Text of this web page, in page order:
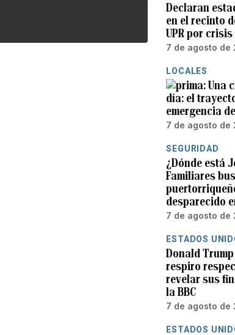
Declaran
en el recinto
UPR por
7 de agosto de
LOCALES
Una
día: el
emergencia
7 de agosto de
SEGURIDAD
¿Dónde está
Familiares
desparecido
7 de agosto de
ESTADOS
Donald
respiro
revelar sus
la BBC
7 de agosto de
ESTADOS